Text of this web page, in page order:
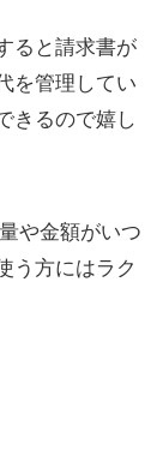
ると請求書が
を管理してい
きるので嬉し
や金額がいつ
う方にはラク